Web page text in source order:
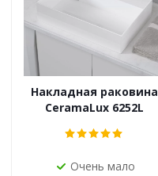
Накладная раковина
CeramaLux 6252L
Очень мало